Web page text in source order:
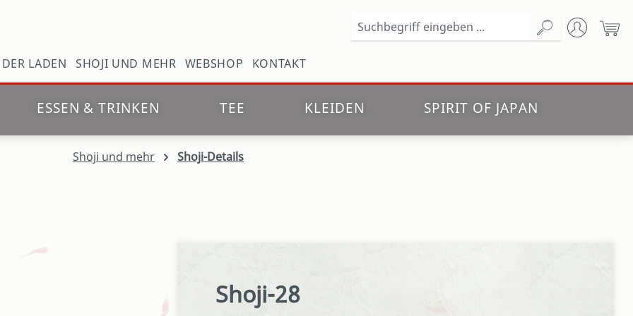
DER LADEN SHOJI UND MEHR WEBSHOP KONTAKT
ESSEN & TRINKEN TEE KLEIDEN SPIRIT OF JAPAN
Shoji und mehr Shoji-Details
Shoji-28